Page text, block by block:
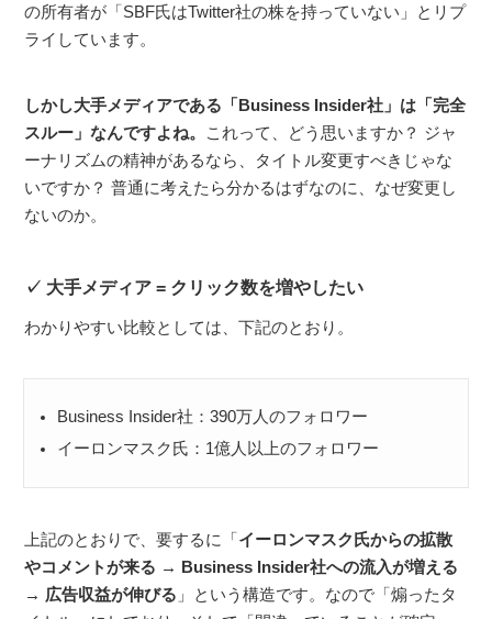
の所有者が「SBF氏はTwitter社の株を持っていない」とリプ
ライしています。
しかし大手メディアである「Business Insider社」は「完全
スルー」なんですよね。 これって、どう思いますか？ ジャ
ーナリズムの精神があるなら、タイトル変更すべきじゃな
いですか？ 普通に考えたら分かるはずなのに、なぜ変更し
ないのか。
大手メディア = クリック数を増やしたい
わかりやすい比較としては、下記のとおり。
Business Insider社：390万人のフォロワー
イーロンマスク氏：1億人以上のフォロワー
上記のとおりで、要するに「イーロンマスク氏からの拡散
やコメントが来る → Business Insider社への流入が増える
→ 広告収益が伸びる 」という構造です。なので「煽ったタ